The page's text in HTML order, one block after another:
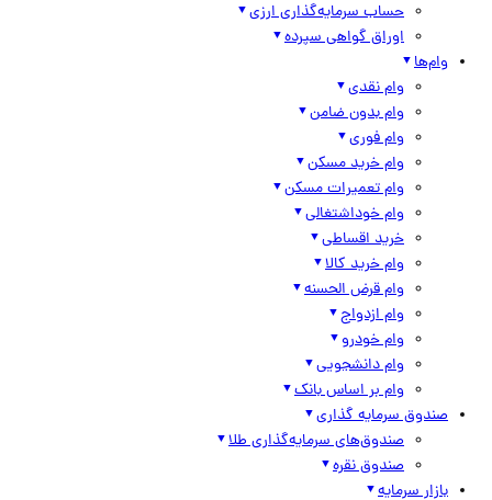
حساب سرمایه‌گذاری ارزی
اوراق گواهی سپرده
وام‌ها
وام نقدی
وام بدون ضامن
وام فوری
وام خرید مسکن
وام تعمیرات مسکن
وام خوداشتغالی
خرید اقساطی
وام خرید کالا
وام قرض الحسنه
وام ازدواج
وام خودرو
وام دانشجویی
وام بر اساس بانک
صندوق سرمایه گذاری
صندوق‌های سرمایه‌گذاری طلا
صندوق نقره
بازار سرمایه